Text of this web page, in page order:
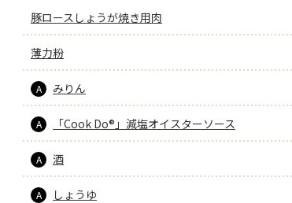
豚ロースしょうが焼き用肉
薄力粉
A みりん
A 「Cook Do®」減塩オイスターソース
A 酒
A しょうゆ